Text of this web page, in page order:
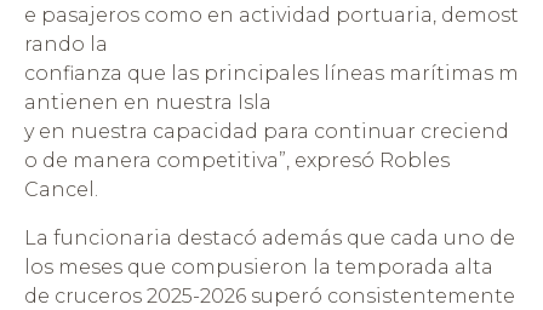
e pasajeros como en actividad portuaria, demost
rando la
confianza que las principales líneas marítimas m
antienen en nuestra Isla
y en nuestra capacidad para continuar creciend
o de manera competitiva”, expresó Robles
Cancel.
La funcionaria destacó además que cada uno de
los meses que compusieron la temporada alta
de cruceros 2025-2026 superó consistentemente